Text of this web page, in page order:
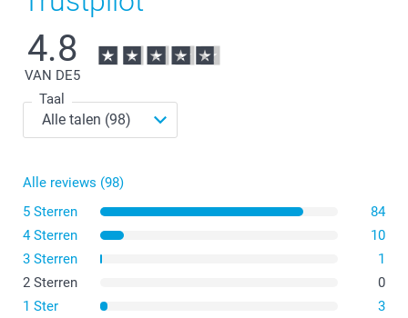
Vermijd het rechtstreeks gebruik van bestek op je
plastic placemat.
Maak je placemat meteen na gebruik schoon om te
voorkomen dat je etensresten moet opkrabben.
Was de placemat met water en zeep; stop het niet in de
vaatwasser.
Houd de placemat uit de buurt van warmtebronnen
(zoals pannen of kookplaten)
4.8
VAN DE5
Taal
Alle reviews (98)
5 Sterren
84
4 Sterren
10
3 Sterren
1
2 Sterren
0
1 Ster
3